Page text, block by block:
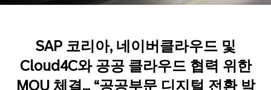
SAP 코리아, 네이버클라우드 및
Cloud4C와 공공 클라우드 협력 위한
MOU 체결 … “공공부문 디지털 전환 박